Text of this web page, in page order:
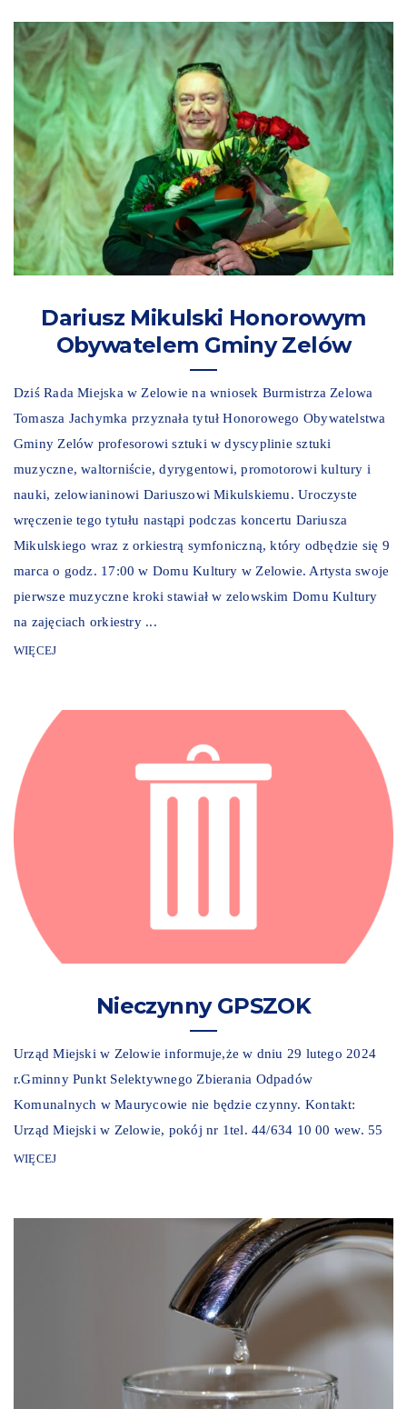
Dariusz Mikulski Honorowym
Obywatelem Gminy Zelów
Dziś Rada Miejska w Zelowie na wniosek Burmistrza Zelowa
Tomasza Jachymka przyznała tytuł Honorowego Obywatelstwa
Gminy Zelów profesorowi sztuki w dyscyplinie sztuki
muzyczne, waltorniście, dyrygentowi, promotorowi kultury i
nauki, zelowianinowi Dariuszowi Mikulskiemu. Uroczyste
wręczenie tego tytułu nastąpi podczas koncertu Dariusza
Mikulskiego wraz z orkiestrą symfoniczną, który odbędzie się 9
marca o godz. 17:00 w Domu Kultury w Zelowie. Artysta swoje
pierwsze muzyczne kroki stawiał w zelowskim Domu Kultury
na zajęciach orkiestry ...
WIĘCEJ
Nieczynny GPSZOK
Urząd Miejski w Zelowie informuje,że w dniu 29 lutego 2024
r.Gminny Punkt Selektywnego Zbierania Odpadów
Komunalnych w Maurycowie nie będzie czynny. Kontakt:
Urząd Miejski w Zelowie, pokój nr 1tel. 44/634 10 00 wew. 55
WIĘCEJ